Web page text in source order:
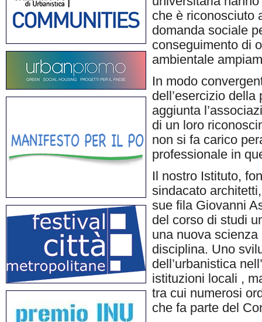
che è riconosciuto
domanda sociale
conseguimento di
ambientale
In modo
dell’esercizio
aggiunta
di un loro
non si fa carico
professionale in
Il nostro Istituto,
sindacato
sue fila Giovanni
del corso di studi
una nuova
disciplina. Uno
dell’urbanistica
istituzioni locali ,
tra cui numerosi
che fa parte del